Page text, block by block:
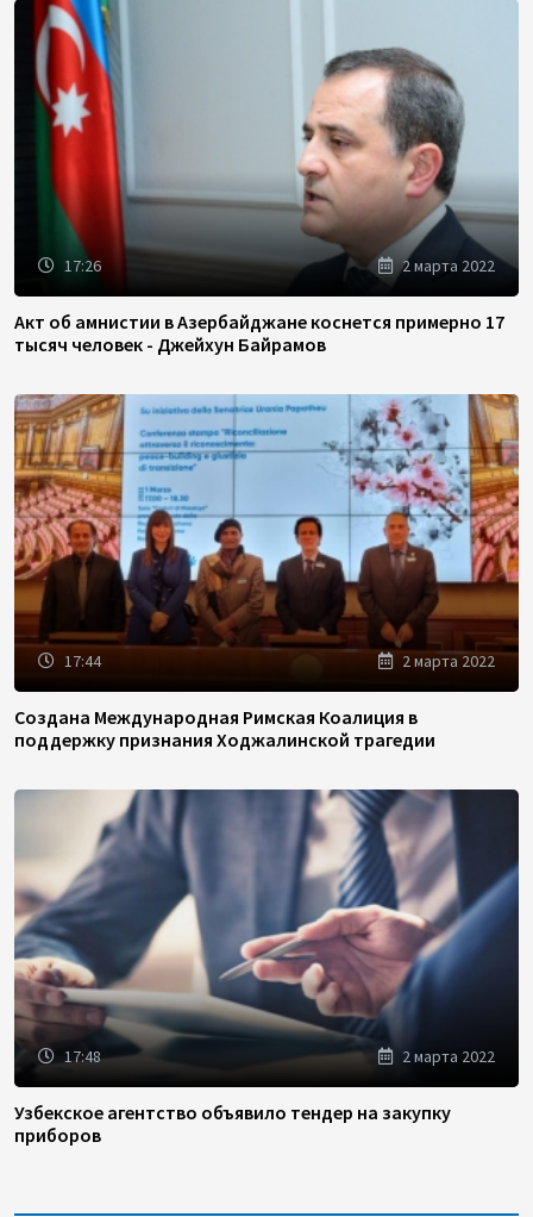
17:26 2 марта 2022
Акт об амнистии в Азербайджане коснется примерно 17
тысяч человек - Джейхун Байрамов
17:44 2 марта 2022
Создана Международная Римская Коалиция в
поддержку признания Ходжалинской трагедии
17:48 2 марта 2022
Узбекское агентство объявило тендер на закупку
приборов